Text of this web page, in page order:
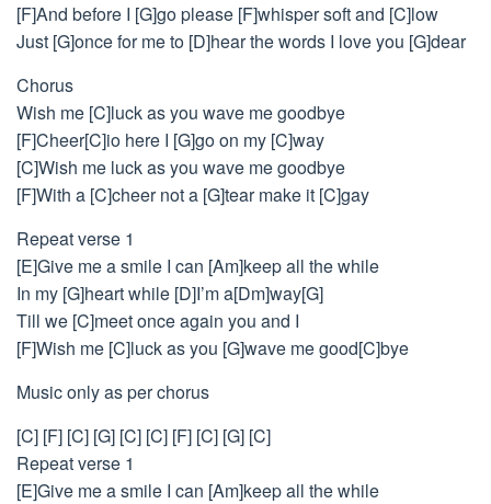
[F]And before I [G]go please [F]whisper soft and [C]low
Just [G]once for me to [D]hear the words I love you [G]dear
Chorus
Wish me [C]luck as you wave me goodbye
[F]Cheer[C]io here I [G]go on my [C]way
[C]Wish me luck as you wave me goodbye
[F]With a [C]cheer not a [G]tear make it [C]gay
Repeat verse 1
[E]Give me a smile I can [Am]keep all the while
In my [G]heart while [D]I’m a[Dm]way[G]
Till we [C]meet once again you and I
[F]Wish me [C]luck as you [G]wave me good[C]bye
Music only as per chorus
[C] [F] [C] [G] [C] [C] [F] [C] [G] [C]
Repeat verse 1
[E]Give me a smile I can [Am]keep all the while